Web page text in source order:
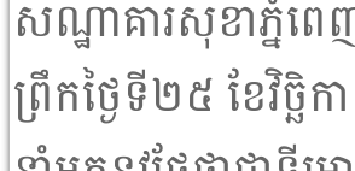
សណ្ឋាគារសុខាភ្នំ
ព្រឹកថ្ងៃទី២៥ ខែវិច្